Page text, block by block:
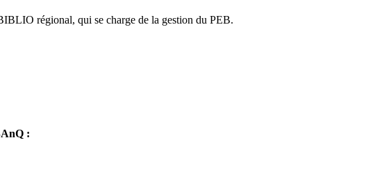
régional, qui se charge de la gestion du PEB.
: